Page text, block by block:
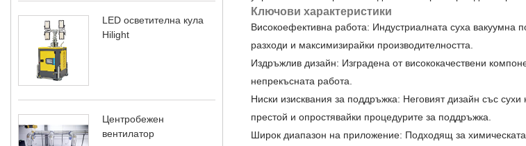
LED осветителна кула
Hilight
Центробежен
вентилатор
Ключови характеристики
Високоефективна работа: Индустриалната суха вакуумна
разходи и максимизирайки производителността.
Издръжлив дизайн: Изградена от висококачествени
непрекъсната работа.
Ниски изисквания за поддръжка: Неговият дизайн със
престой и опростявайки процедурите за поддръжка.
Широк диапазон на приложение: Подходящ за